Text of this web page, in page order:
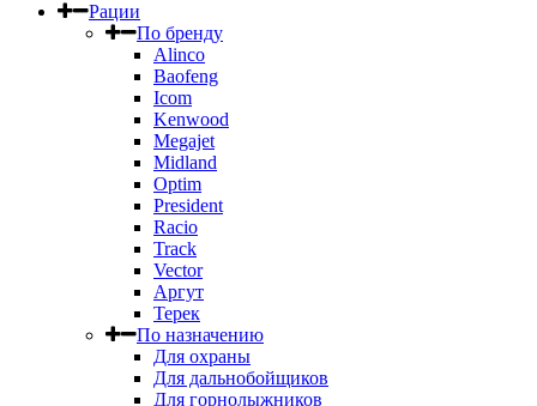
Рации
По бренду
Alinco
Baofeng
Icom
Kenwood
Megajet
Midland
Optim
President
Racio
Track
Vector
Аргут
Терек
По назначению
Для охраны
Для дальнобойщиков
Для горнолыжников